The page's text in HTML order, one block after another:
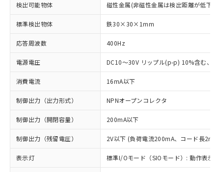
検出可能物体 磁性金属(非磁性金属は検出距離が低下し
標準検出物体 鉄30×30×1mm
応答周波数 400Hz
電源電圧 DC10～30V リップル(p-p) 10%含む、
消費電流 16mA以下
制御出力（出力形式） NPNオープンコレクタ
制御出力（開閉容量） 200mA以下
制御出力（残留電圧） 2V以下 (負荷電流200mA、コード長2m
表示灯 標準I/Oモード（SIOモード）: 動作表示